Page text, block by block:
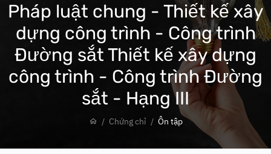
Pháp luật chung - Thiết kế xây
dựng công trình - Công trình
Đường sắt Thiết kế xây dựng
công trình - Công trình Đường
sắt - Hạng III
Chứng chỉ Ôn tập